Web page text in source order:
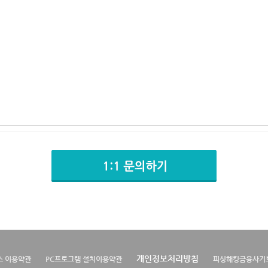
이용약관 PC프로그램 설치이용약관 개인정보처리방침 피싱해킹금융사기